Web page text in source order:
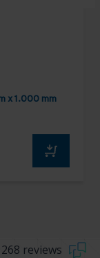
x 1.000 mm
268 reviews